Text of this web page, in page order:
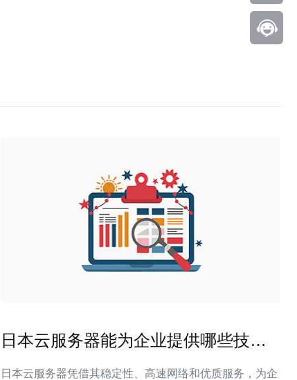
日本云服务器能为企业提供哪些技术
日本云服务器凭借其稳定性、高速网络和优质服务，为企